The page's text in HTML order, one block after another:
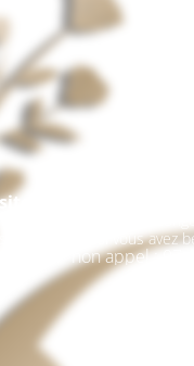
est en maintenance
je suis en période de
WhatsApp si vous avez
/ non appel :